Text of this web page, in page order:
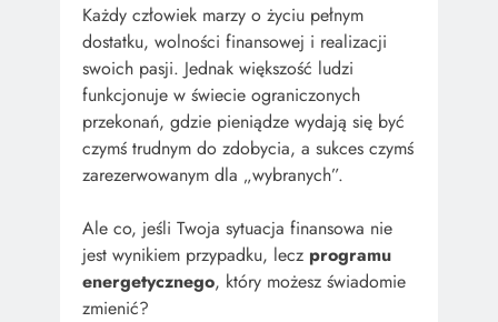
Każdy człowiek marzy o życiu pełnym
dostatku, wolności finansowej i realizacji
swoich pasji. Jednak większość ludzi
funkcjonuje w świecie ograniczonych
przekonań, gdzie pieniądze wydają się być
czymś trudnym do zdobycia, a sukces czymś
zarezerwowanym dla „wybranych”.
Ale co, jeśli Twoja sytuacja finansowa nie
jest wynikiem przypadku, lecz programu
energetycznego, który możesz świadomie
zmienić?